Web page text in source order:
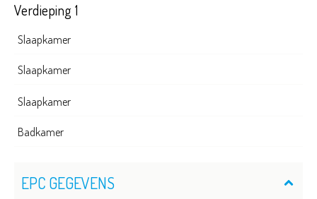
Verdieping 1
Slaapkamer
Slaapkamer
Slaapkamer
Badkamer
EPC GEGEVENS